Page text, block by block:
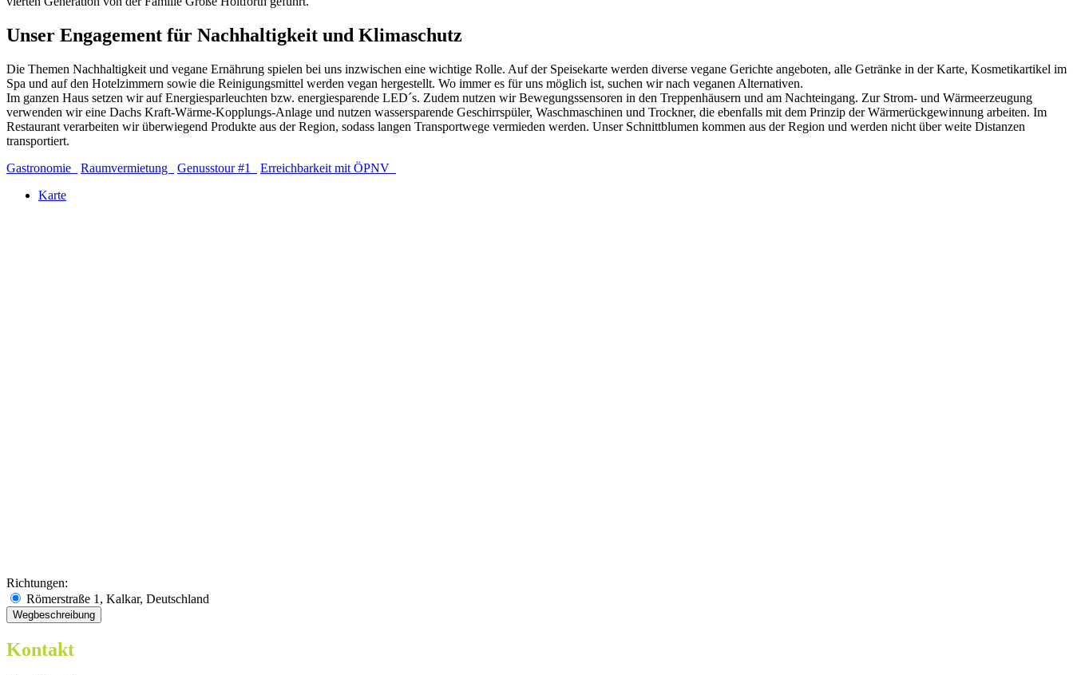
Unser Engagement für Nachhaltigkeit und Klimaschutz
Die Themen Nachhaltigkeit und vegane Ernährung spielen bei uns inzwischen eine wichtige Rolle. Auf der Speisekarte werden diverse vegane Gerichte angeboten, alle Getränke in der Karte, Kosmetikartikel im
Spa und auf den Hotelzimmern sowie die Reinigungsmittel werden vegan hergestellt. Wo immer es für uns möglich ist, suchen wir nach veganen Alternativen.
Im ganzen Haus setzen wir auf Energiesparleuchten bzw. energiesparende LED´s. Zudem nutzen wir Bewegungssensoren in den Treppenhäusern und am Nachteingang. Zur Strom- und Wärmeerzeugung
verwenden wir eine Dachs Kraft-Wärme-Kopplungs-Anlage und nutzen wassersparende Geschirrspüler, Waschmaschinen und Trockner, die ebenfalls mit dem Prinzip der Wärmerückgewinnung arbeiten. Im
Restaurant verarbeiten wir überwiegend Produkte aus der Region, sodass langen Transportwege vermieden werden. Unser Schnittblumen kommen aus der Region und werden nicht über weite Distanzen
transportiert.
Gastronomie
Raumvermietung Genusstour #1
Erreichbarkeit mit ÖPNV
Karte
Richtungen:
Römerstraße 1, Kalkar, Deutschland
Kontakt